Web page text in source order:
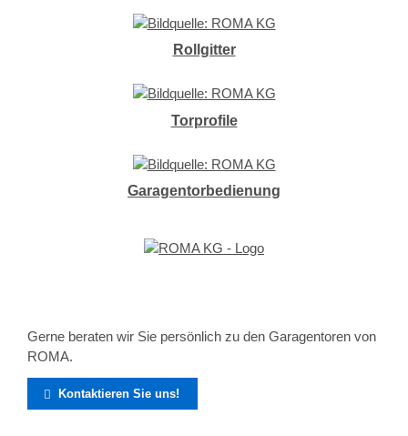
Rollgitter
Torprofile
Garagentorbedienung
Gerne beraten wir Sie persönlich zu den Garagentoren von
ROMA.
 Kontaktieren Sie uns!